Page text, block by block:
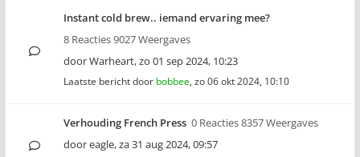
Instant cold brew.. iemand ervaring mee?
8 Reacties 9027 Weergaves
doorWarheart,zo 01 sep 2024, 10:23
Laatste bericht door bobbee, zo 06 okt 2024, 10:10
Verhouding French Press 0 Reacties 8357 Weergaves
dooreagle,za 31 aug 2024, 09:57